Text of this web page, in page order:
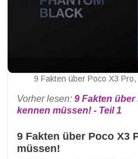
9 Fakten über Poco X3
Vorher lesen: 9 Fakten über
kennen müssen! - Teil 1
9 Fakten über Poco X3
müssen!